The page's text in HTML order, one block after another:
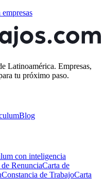
Latinoamérica. Empresas,
tu próximo paso.
Blog
con inteligencia
RenunciaCarta de
Constancia de TrabajoCarta